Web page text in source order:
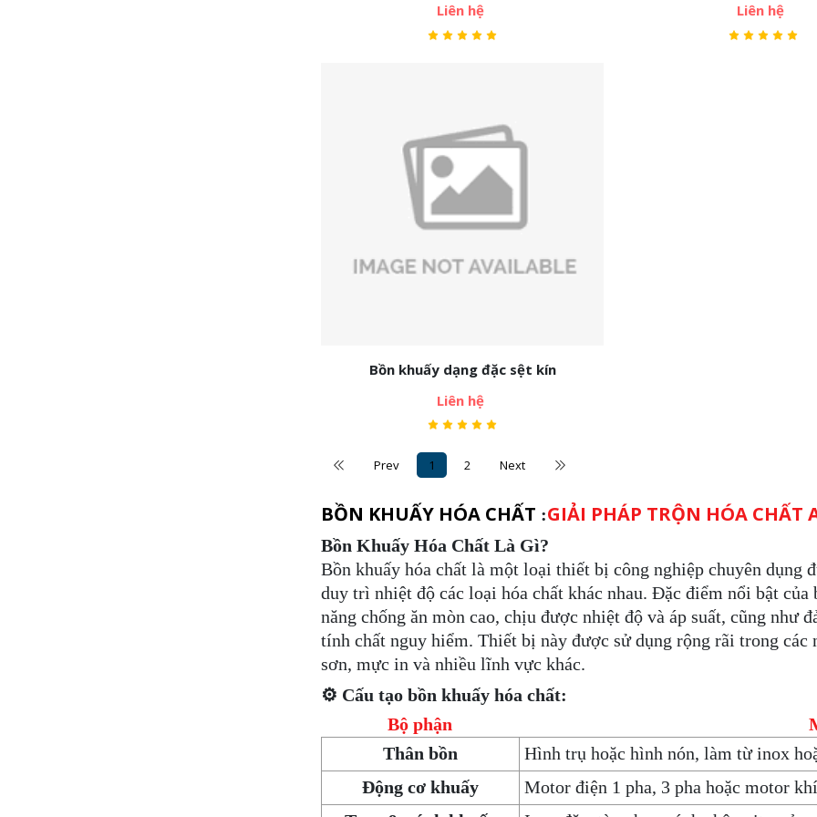
Liên hệ
Liên hệ
Bồn khuấy dạng đặc sệt kín
Liên hệ
Prev 1 2 Next
BỒN KHUẤY HÓA CHẤT :GIẢI PHÁP TRỘN HÓA CHẤT
Bồn Khuấy Hóa Chất Là Gì?
Bồn khuấy hóa chất là một loại thiết bị công nghiệp chuyên dụng
duy trì nhiệt độ các loại hóa chất khác nhau. Đặc điểm nổi bật
năng chống ăn mòn cao, chịu được nhiệt độ và áp suất, cũng như
tính chất nguy hiểm. Thiết bị này được sử dụng rộng rãi trong các
sơn, mực in và nhiều lĩnh vực khác.
⚙️ Cấu tạo bồn khuấy hóa chất:
Bộ phận
Thân bồn
Hình trụ hoặc hình nón, làm từ inox
Động cơ khuấy
Motor điện 1 pha, 3 pha hoặc motor